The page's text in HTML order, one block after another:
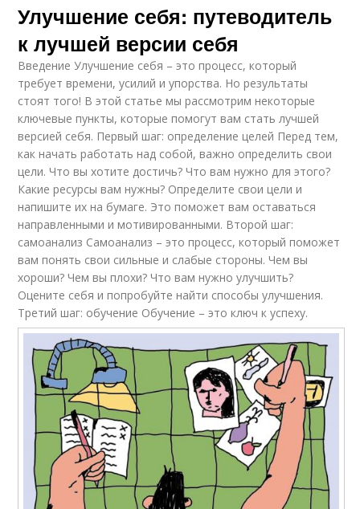
Улучшение себя: путеводитель
к лучшей версии себя
Введение Улучшение себя – это процесс, который
требует времени, усилий и упорства. Но результаты
стоят того! В этой статье мы рассмотрим некоторые
ключевые пункты, которые помогут вам стать лучшей
версией себя. Первый шаг: определение целей Перед тем,
как начать работать над собой, важно определить свои
цели. Что вы хотите достичь? Что вам нужно для этого?
Какие ресурсы вам нужны? Определите свои цели и
напишите их на бумаге. Это поможет вам оставаться
направленными и мотивированными. Второй шаг:
самоанализ Самоанализ – это процесс, который поможет
вам понять свои сильные и слабые стороны. Чем вы
хороши? Чем вы плохи? Что вам нужно улучшить?
Оцените себя и попробуйте найти способы улучшения.
Третий шаг: обучение Обучение – это ключ к успеху.